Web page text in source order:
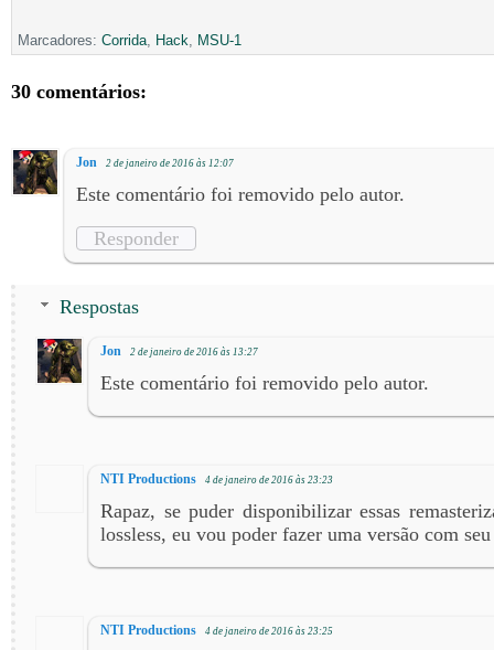
Marcadores: Corrida Hack MSU-1
30 comentários:
Jon 2 de janeiro de 2016 às 12:07
Este comentário foi removido pelo autor.
Responder
Respostas
Jon 2 de janeiro de 2016 às 13:27
Este comentário foi removido pelo autor.
NTI Productions 4 de janeiro de 2016 às 23:23
Rapaz, se puder disponibilizar essas
lossless, eu vou poder fazer uma versão com
NTI Productions 4 de janeiro de 2016 às 23:25